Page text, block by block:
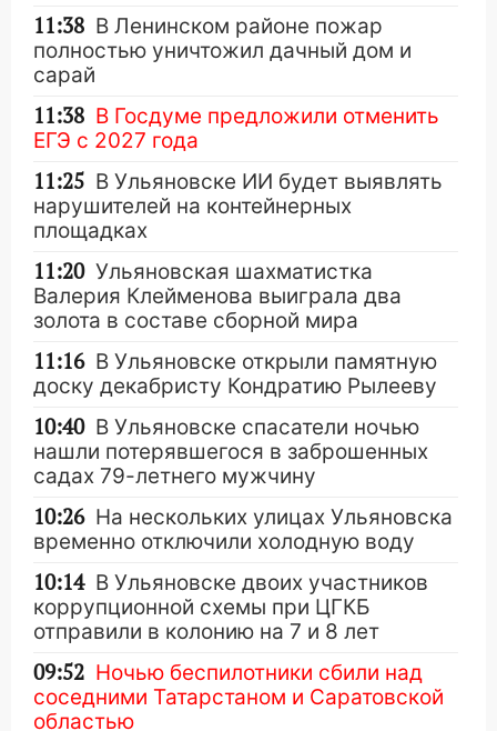
11:38 В Ленинском районе пожар
полностью уничтожил дачный дом и
сарай
11:38 В Госдуме предложили отменить
ЕГЭ с 2027 года
11:25 В Ульяновске ИИ будет выявлять
нарушителей на контейнерных
площадках
11:20 Ульяновская шахматистка
Валерия Клейменова выиграла два
золота в составе сборной мира
11:16 В Ульяновске открыли памятную
доску декабристу Кондратию Рылееву
10:40 В Ульяновске спасатели ночью
нашли потерявшегося в заброшенных
садах 79-летнего мужчину
10:26 На нескольких улицах Ульяновска
временно отключили холодную воду
10:14 В Ульяновске двоих участников
коррупционной схемы при ЦГКБ
отправили в колонию на 7 и 8 лет
09:52 Ночью беспилотники сбили над
соседними Татарстаном и Саратовской
областью